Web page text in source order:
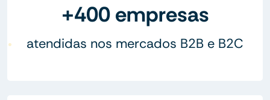
+400 empresas
atendidas nos mercados B2B e B2C